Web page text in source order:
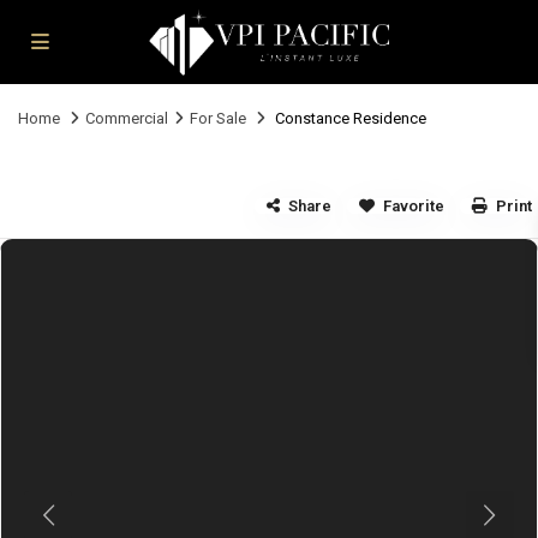
Home Commercial For Sale Constance Residence
Share Favorite Print